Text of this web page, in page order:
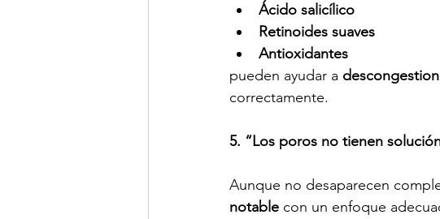
Ácido salicílico
Retinoides suaves
Antioxidantes
pueden ayudar a
correctamente.
5. “Los poros no tienen
Aunque no desaparecen
notable con un enfoque